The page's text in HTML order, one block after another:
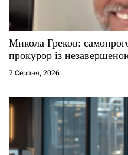
Микола Греков:
прокурор із
7 Серпня, 2026